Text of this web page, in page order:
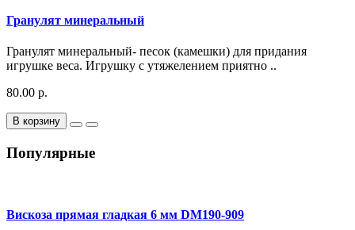
Гранулят минеральный
Гранулят минеральный- песок (камешки) для придания
игрушке веса. Игрушку с утяжелением приятно ..
80.00 р.
В корзину
Популярные
Вискоза прямая гладкая 6 мм DM190-909